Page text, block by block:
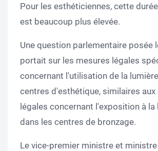
Pour les esthéticiennes, cette
est beaucoup plus élevée.
Une question parlementaire posée
portait sur les mesures légales
concernant l'utilisation de la
centres d'esthétique, similaires
légales concernant l'exposition à la
dans les centres de bronzage.
Le vice-premier ministre et